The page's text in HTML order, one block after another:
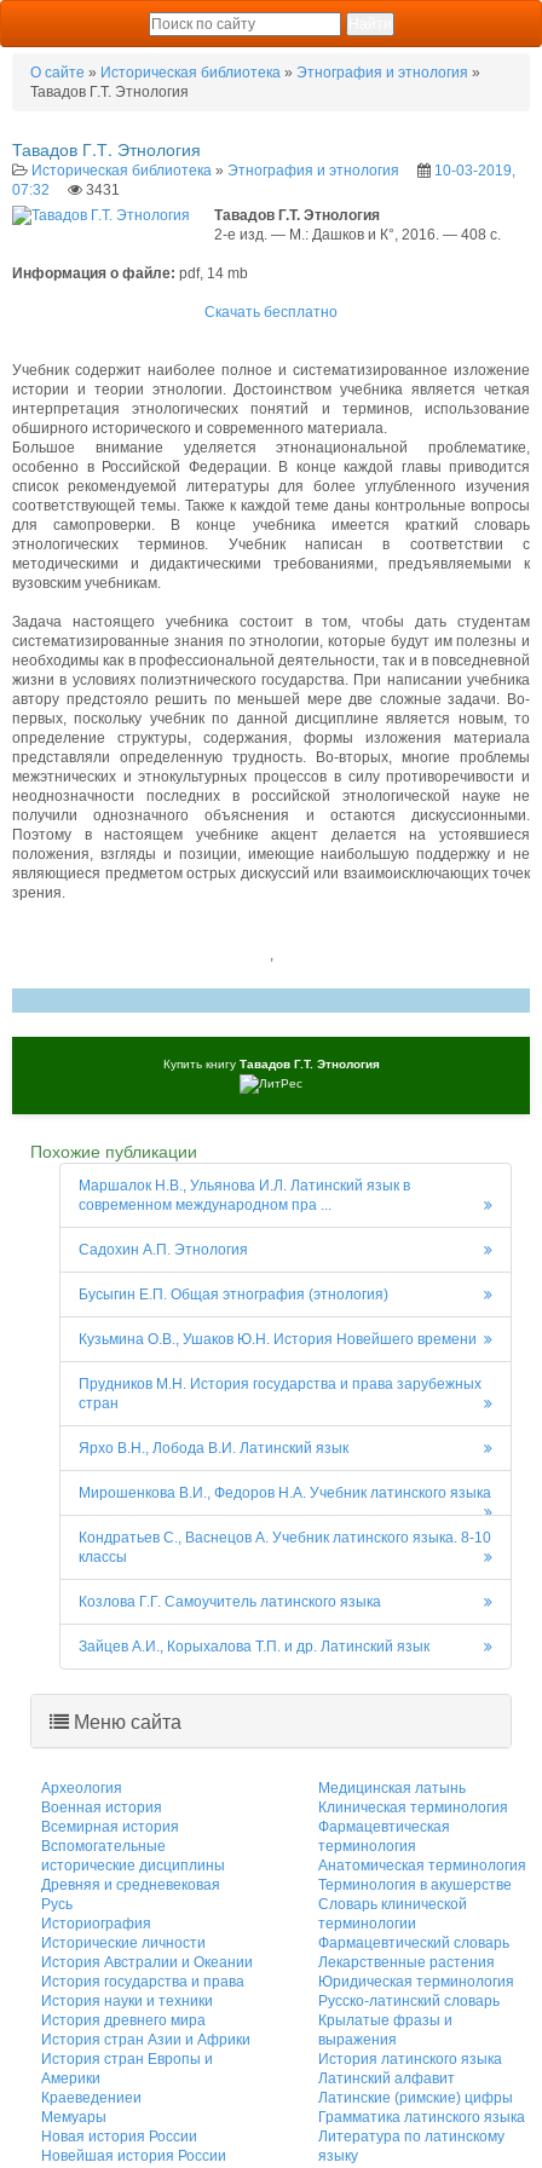
О сайте » Историческая библиотека » Этнография и этнология »
Тавадов Г.Т. Этнология
Тавадов Г.Т. Этнология
Историческая библиотека » Этнография и этнология
10-03-2019,
07:32
3431
Тавадов Г.Т. Этнология
2-е изд. — М.: Дашков и К°, 2016. — 408 с.
Информация о файле: pdf, 14 mb
Скачать бесплатно
Учебник содержит наиболее полное и систематизированное изложение
истории и теории этнологии. Достоинством учебника является четкая
интерпретация этнологических понятий и терминов, использование
обширного исторического и современного материала.
Большое внимание уделяется этнонациональной проблематике,
особенно в Российской Федерации. В конце каждой главы приводится
список рекомендуемой литературы для более углубленного изучения
соответствующей темы. Также к каждой теме даны контрольные вопросы
для самопроверки. В конце учебника имеется краткий словарь
этнологических терминов. Учебник написан в соответствии с
методическими и дидактическими требованиями, предъявляемыми к
вузовским учебникам.
Задача настоящего учебника состоит в том, чтобы дать студентам
систематизированные знания по этнологии, которые будут им полезны и
необходимы как в профессиональной деятельности, так и в повседневной
жизни в условиях полиэтнического государства. При написании учебника
автору предстояло решить по меньшей мере две сложные задачи. Во-
первых, поскольку учебник по данной дисциплине является новым, то
определение структуры, содержания, формы изложения материала
представляли определенную трудность. Во-вторых, многие проблемы
межэтнических и этнокультурных процессов в силу противоречивости и
неоднозначности последних в российской этнологической науке не
получили однозначного объяснения и остаются дискуссионными.
Поэтому в настоящем учебнике акцент делается на устоявшиеся
положения, взгляды и позиции, имеющие наибольшую поддержку и не
являющиеся предметом острых дискуссий или взаимоисключающих точек
зрения.
,
Купить книгу Тавадов Г.Т. Этнология
Похожие публикации
Маршалок Н.В., Ульянова И.Л. Латинский язык в
современном международном пра ...
Садохин А.П. Этнология
Бусыгин Е.П. Общая этнография (этнология)
Кузьмина О.В., Ушаков Ю.Н. История Новейшего времени
Прудников М.Н. История государства и права зарубежных
стран
Ярхо В.Н., Лобода В.И. Латинский язык
Мирошенкова В.И., Федоров Н.А. Учебник латинского языка
Кондратьев С., Васнецов А. Учебник латинского языка. 8-10
классы
Козлова Г.Г. Самоучитель латинского языка
Зайцев А.И., Корыхалова Т.П. и др. Латинский язык
Меню сайта
Археология
Военная история
Всемирная история
Вспомогательные
исторические дисциплины
Древняя и средневековая
Русь
Историография
Исторические личности
История Австралии и Океании
История государства и права
История науки и техники
История древнего мира
История стран Азии и Африки
История стран Европы и
Америки
Краеведениеи
Мемуары
Новая история России
Новейшая история России
Медицинская латынь
Клиническая терминология
Фармацевтическая
терминология
Анатомическая терминология
Терминология в акушерстве
Словарь клинической
терминологии
Фармацевтический словарь
Лекарственные растения
Юридическая терминология
Русско-латинский словарь
Крылатые фразы и
выражения
История латинского языка
Латинский алфавит
Латинские (римские) цифры
Грамматика латинского языка
Литература по латинскому
языку